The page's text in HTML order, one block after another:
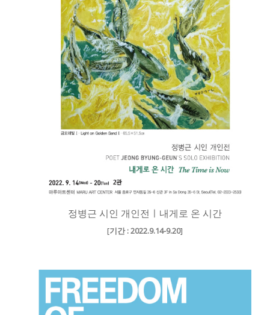
정병근 시인 개인전ㅣ내게로 온 시간
[기간 : 2022.9.14-9.20]